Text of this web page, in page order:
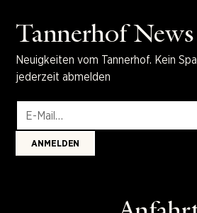
Tannerhof News
Neuigkeiten vom Tannerhof. Kein
jederzeit abmelden